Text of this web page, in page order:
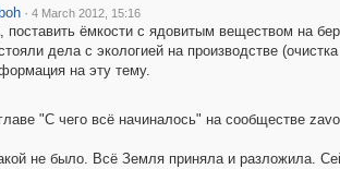
· 4 March 2012, 15:16
поставить ёмкости с ядовитым веществом на
дела с экологией на производстве
на эту тему.
"С чего всё начиналось" на сообществе
не было. Всё Земля приняла и разложила.